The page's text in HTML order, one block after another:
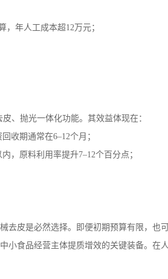
，年人工成本超12万元；
、抛光一体化功能。其效益体现在：
收期通常在6–12个月；
，原料利用率提升7–12个百分点；
皮是必然选择。即便初期预算有限，也
小食品经营主体提质增效的关键装备。